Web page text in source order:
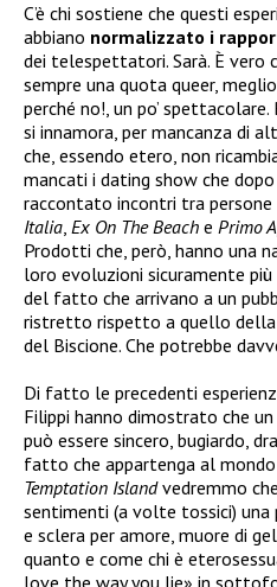
C’è chi sostiene che questi
abbiano normalizzato i
dei telespettatori. Sarà. È vero
sempre una quota queer,
perché no!, un po’
si innamora, per mancanza di
che, essendo etero, non
mancati i dating show che dopo
raccontato incontri tra persone
Italia, Ex On The Beach e Primo
Prodotti che, però, hanno una
loro evoluzioni sicuramente
del fatto che arrivano a un
ristretto rispetto a quello della
del Biscione. Che potrebbe
Di fatto le precedenti
Filippi hanno dimostrato che
può essere sincero, bugiardo,
fatto che appartenga al
Temptation Islandvedremmo
sentimenti (a volte tossici) una
e sclera per amore, muore di
quanto e come chi è